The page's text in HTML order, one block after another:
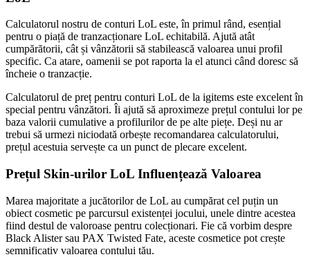
Calculatorul nostru de conturi LoL este, în primul rând, esențial
pentru o piață de tranzacționare LoL echitabilă. Ajută atât
cumpărătorii, cât și vânzătorii să stabilească valoarea unui profil
specific. Ca atare, oamenii se pot raporta la el atunci când doresc să
încheie o tranzacție.
Calculatorul de preț pentru conturi LoL de la igitems este excelent în
special pentru vânzători. Îi ajută să aproximeze prețul contului lor pe
baza valorii cumulative a profilurilor de pe alte piețe. Deși nu ar
trebui să urmezi niciodată orbește recomandarea calculatorului,
prețul acestuia servește ca un punct de plecare excelent.
Prețul Skin-urilor LoL Influențează Valoarea
Marea majoritate a jucătorilor de LoL au cumpărat cel puțin un
obiect cosmetic pe parcursul existenței jocului, unele dintre acestea
fiind destul de valoroase pentru colecționari. Fie că vorbim despre
Black Alister sau PAX Twisted Fate, aceste cosmetice pot crește
semnificativ valoarea contului tău.